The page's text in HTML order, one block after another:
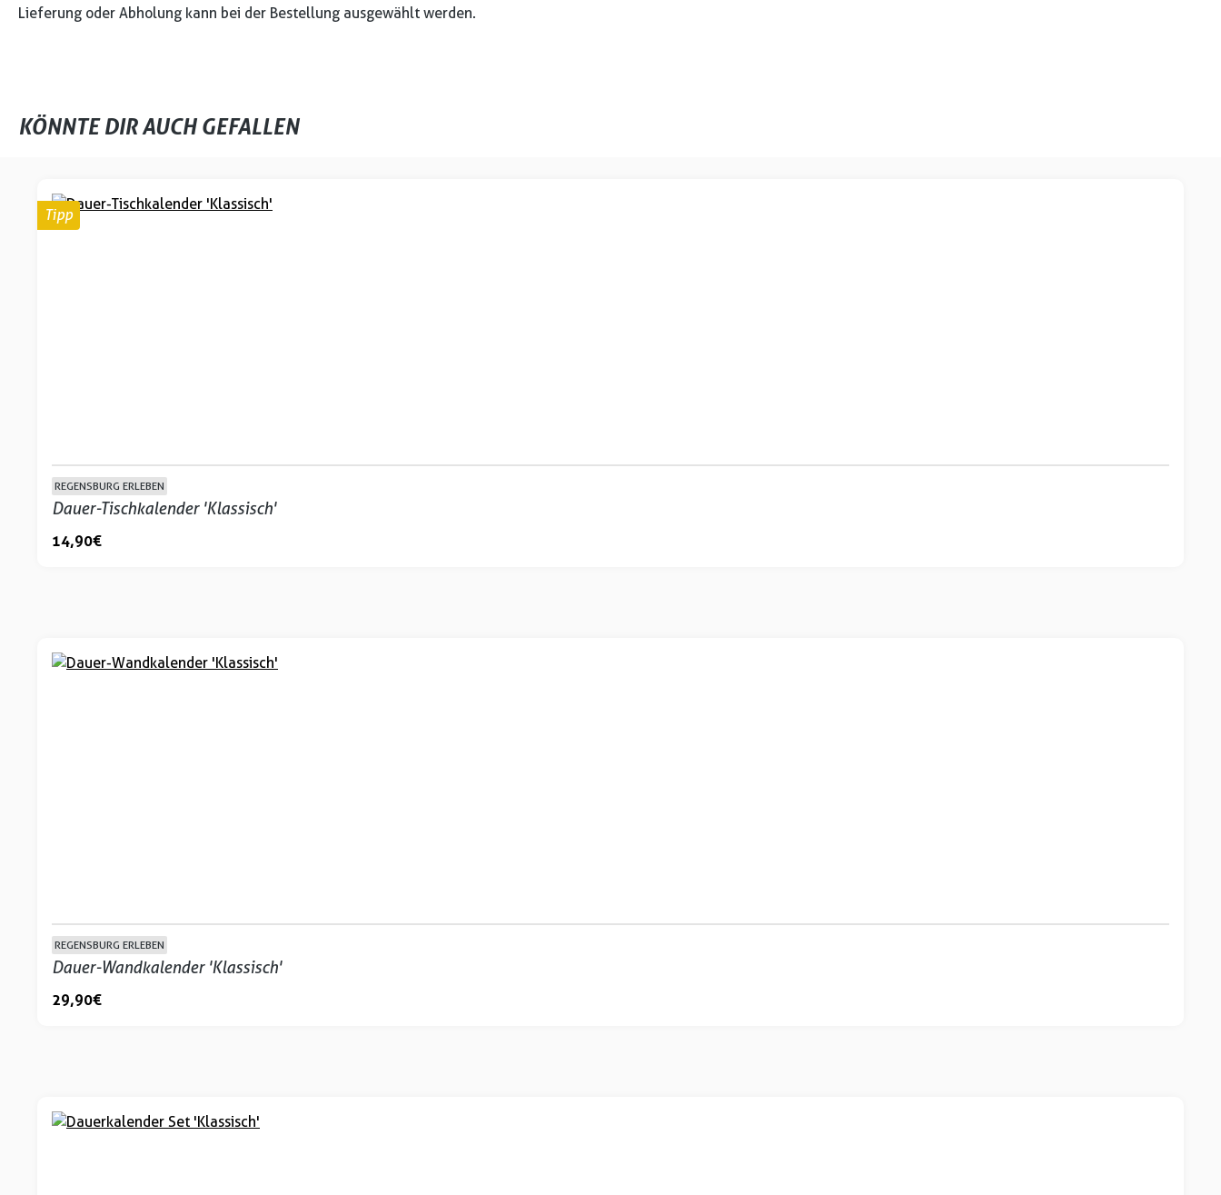
Lieferung oder Abholung kann bei der Bestellung ausgewählt werden.
KÖNNTE DIR AUCH GEFALLEN
Tipp
REGENSBURG ERLEBEN
Dauer-Tischkalender 'Klassisch'
14,90 €
REGENSBURG ERLEBEN
Dauer-Wandkalender 'Klassisch'
29,90 €